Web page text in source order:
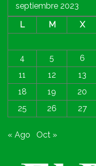
septiembre 2023
L
M X
4
5 6
11
12 13
18
19 20
25
26 27
« Ago Oct »